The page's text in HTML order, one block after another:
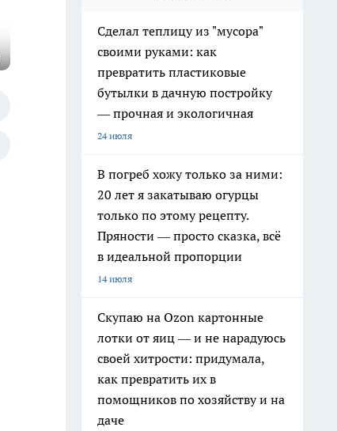
Сделал теплицу из "мусора"
своими руками: как
превратить пластиковые
бутылки в дачную постройку
— прочная и экологичная
24 июля
В погреб хожу только за ними:
20 лет я закатываю огурцы
только по этому рецепту.
Пряности — просто сказка, всё
в идеальной пропорции
14 июля
Скупаю на Ozon картонные
лотки от яиц — и не нарадуюсь
своей хитрости: придумала,
как превратить их в
помощников по хозяйству и на
даче